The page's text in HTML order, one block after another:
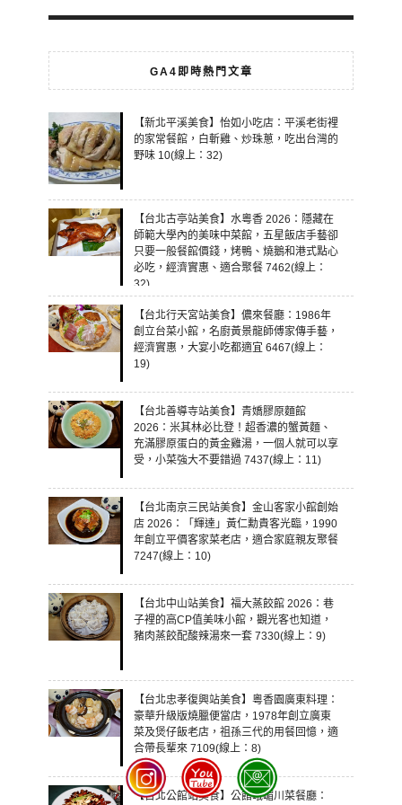
GA4即時熱門文章
【新北平溪美食】怡如小吃店：平溪老街裡
的家常餐館，白斬雞、炒珠蔥，吃出台灣的
野味 10(線上：32)
【台北古亭站美食】水粵香 2026：隱藏在
師範大學內的美味中菜館，五星飯店手藝卻
只要一般餐館價錢，烤鴨、燒鵝和港式點心
必吃，經濟實惠、適合聚餐 7462(線上：
32)
【台北行天宮站美食】儂來餐廳：1986年
創立台菜小館，名廚黃景龍師傅家傳手藝，
經濟實惠，大宴小吃都適宜 6467(線上：
19)
【台北善導寺站美食】青嬌膠原麵館
2026：米其林必比登！超香濃的蟹黃麵、
充滿膠原蛋白的黃金雞湯，一個人就可以享
受，小菜強大不要錯過 7437(線上：11)
【台北南京三民站美食】金山客家小館創始
店 2026：「輝達」黃仁勳貴客光臨，1990
年創立平價客家菜老店，適合家庭親友聚餐
7247(線上：10)
【台北中山站美食】福大蒸餃館 2026：巷
子裡的高CP值美味小館，觀光客也知道，
豬肉蒸餃配酸辣湯來一套 7330(線上：9)
【台北忠孝復興站美食】粵香園廣東料理：
豪華升級版燒臘便當店，1978年創立廣東
菜及煲仔飯老店，祖孫三代的用餐回憶，適
合帶長輩來 7109(線上：8)
【台北公館站美食】公館峨嵋川菜餐廳：